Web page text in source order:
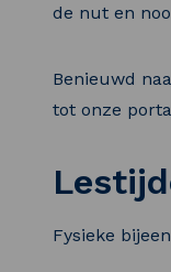
de nut en
Benieuwd
tot onze
Fysieke